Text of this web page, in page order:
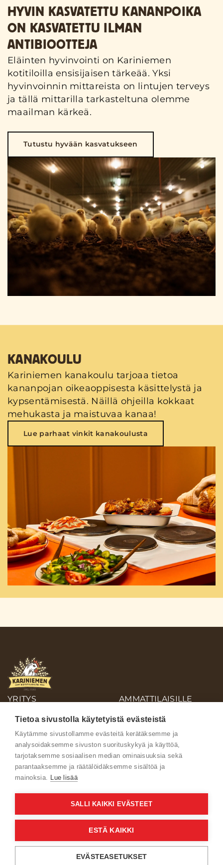
HYVIN KASVATETTU KANANPOIKA
ON KASVATETTU ILMAN
ANTIBIOOTTEJA
Eläinten hyvinvointi on Kariniemen
kotitiloilla ensisijaisen tärkeää. Yksi
hyvinvoinnin mittareista on lintujen terveys
ja tällä mittarilla tarkasteltuna olemme
maailman kärkeä.
Tutustu hyvään kasvatukseen
KANAKOULU
Kariniemen kanakoulu tarjoaa tietoa
kananpojan oikeaoppisesta käsittelystä ja
kypsentämisestä. Näillä ohjeilla kokkaat
mehukasta ja maistuvaa kanaa!
Lue parhaat vinkit kanakoulusta
YRITYS
AMMATTILAISILLE
AINEISTOPANKKI
Ota yhteyttä
Käyttöehdot
Verkkoselailun tietosuojaseloste
Kuluttajien tietosuojaseloste
Tietoa sivustolla käytetyistä evästeistä
Käytämme sivustollamme evästeitä kerätäksemme ja
analysoidaksemme sivuston suorituskykyä ja käyttöä,
tarjotaksemme sosiaalisen median ominaisuuksia sekä
parantaaksemme ja räätälöidäksemme sisältöä ja
mainoksia. Lue lisää
SALLI KAIKKI EVÄSTEET
ESTÄ KAIKKI
EVÄSTEASETUKSET